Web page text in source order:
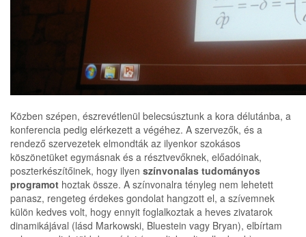
Közben szépen, észrevétlenül belecsúsztunk a kora délutánba, a
konferencia pedig elérkezett a végéhez. A szervezők, és a
rendező szervezetek elmondták az ilyenkor szokásos
köszönetüket egymásnak és a résztvevőknek, előadóinak,
poszterkészítőinek, hogy ilyen színvonalas tudományos
programot hoztak össze. A színvonalra tényleg nem lehetett
panasz, rengeteg érdekes gondolat hangzott el, a szívemnek
külön kedves volt, hogy ennyit foglalkoztak a heves zivatarok
dinamikájával (lásd Markowski, Bluestein vagy Bryan), elbírtam